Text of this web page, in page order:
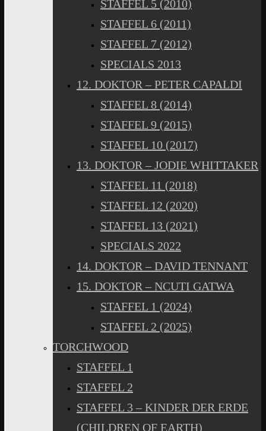
STAFFEL 5 (2010)
STAFFEL 6 (2011)
STAFFEL 7 (2012)
SPECIALS 2013
12. DOKTOR – PETER CAPALDI
STAFFEL 8 (2014)
STAFFEL 9 (2015)
STAFFEL 10 (2017)
13. DOKTOR – JODIE WHITTAKER
STAFFEL 11 (2018)
STAFFEL 12 (2020)
STAFFEL 13 (2021)
SPECIALS 2022
14. DOKTOR – DAVID TENNANT
15. DOKTOR – NCUTI GATWA
STAFFEL 1 (2024)
STAFFEL 2 (2025)
TORCHWOOD
STAFFEL 1
STAFFEL 2
STAFFEL 3 – KINDER DER ERDE
(CHILDREN OF EARTH)